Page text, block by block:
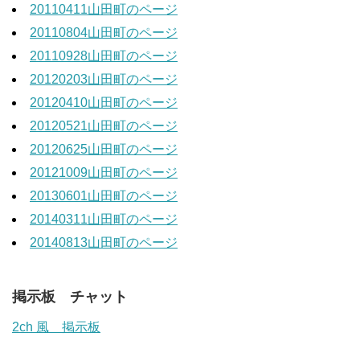
20110411山田町のページ
20110804山田町のページ
20110928山田町のページ
20120203山田町のページ
20120410山田町のページ
20120521山田町のページ
20120625山田町のページ
20121009山田町のページ
20130601山田町のページ
20140311山田町のページ
20140813山田町のページ
掲示板 チャット
2ch 風 掲示板